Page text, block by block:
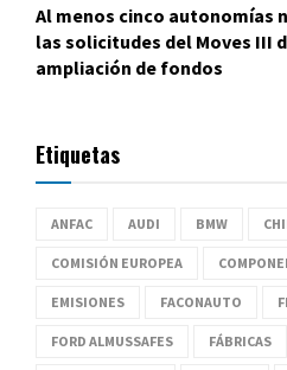
Al menos cinco autonomías
las solicitudes del Moves III
ampliación de fondos
Etiquetas
ANFAC AUDI BMW
COMISIÓN EUROPEA
EMISIONES FACONAUTO
FORD ALMUSSAFES FÁBRICAS